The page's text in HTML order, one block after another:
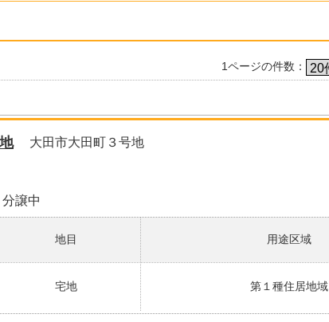
1ページの件数：
大田市大田町３号地
分譲中
地目 用途区域
宅地 第１種住居地域